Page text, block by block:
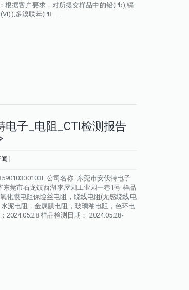
根据客户要求，对所提交样品中的铅(Pb),镉
多溴联苯(PB......
电子_电阻_CTI检测报告
]
公司名称: 东莞市安伏特电子
东莞市石龙镇西湖李屋园工业园一巷1号 样品
化膜电阻保险丝电阻，绕线电阻(无感绕线电
泥电阻，金属膜电阻，玻璃釉电阻，色环电
2024.05.28 样品检测日期： 2024.05.28-